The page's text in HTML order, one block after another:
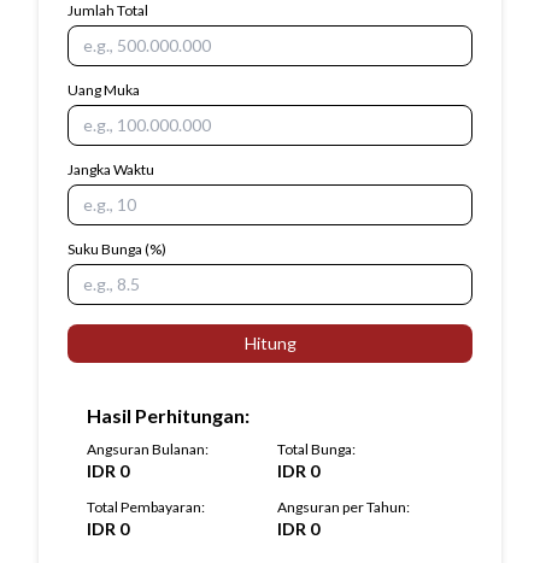
Jumlah Total
Uang Muka
Jangka Waktu
Suku Bunga (%)
Hitung
Hasil Perhitungan:
Angsuran Bulanan:
IDR 0
Total Bunga:
IDR 0
Total Pembayaran:
IDR 0
Angsuran per Tahun:
IDR 0